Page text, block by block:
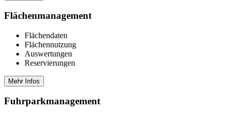
Flächen­management
Flächendaten
Flächennutzung
Auswertungen
Reservierungen
Mehr Infos
Fuhrpark­management